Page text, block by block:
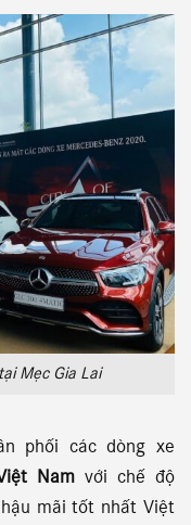
Mẹc Gia Lai
phối các dòng xe
Nam với chế độ
mãi tốt nhất Việt